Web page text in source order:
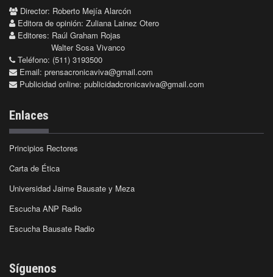
Director: Roberto Mejía Alarcón
Editora de opinión: Zuliana Lainez Otero
Editores: Raúl Graham Rojas
Walter Sosa Vivanco
Teléfono: (511) 3193500
Email: prensacronicaviva@gmail.com
Publicidad online: publicidadcronicaviva@gmail.com
Enlaces
Principios Rectores
Carta de Ética
Universidad Jaime Bausate y Meza
Escucha ANP Radio
Escucha Bausate Radio
Síguenos